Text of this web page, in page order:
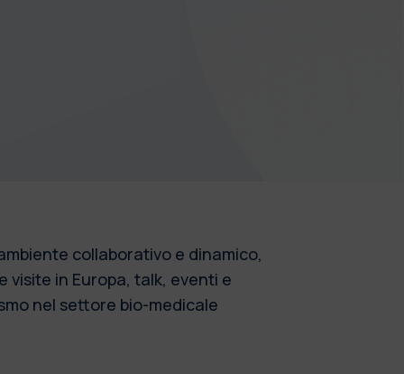
collaborativo e dinamico,
in Europa, talk, eventi e
nel settore bio-medicale